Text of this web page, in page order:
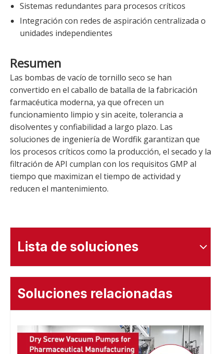
Sistemas redundantes para procesos críticos
Integración con redes de aspiración centralizada o
unidades independientes
Resumen
Las bombas de vacío de tornillo seco se han
convertido en el caballo de batalla de la fabricación
farmacéutica moderna, ya que ofrecen un
funcionamiento limpio y sin aceite, tolerancia a
disolventes y confiabilidad a largo plazo. Las
soluciones de ingeniería de Wordfik garantizan que
los procesos críticos como la producción, el secado y la
filtración de API cumplan con los requisitos GMP al
tiempo que maximizan el tiempo de actividad y
reducen el mantenimiento.
Lista de soluciones
Soluciones relacionadas